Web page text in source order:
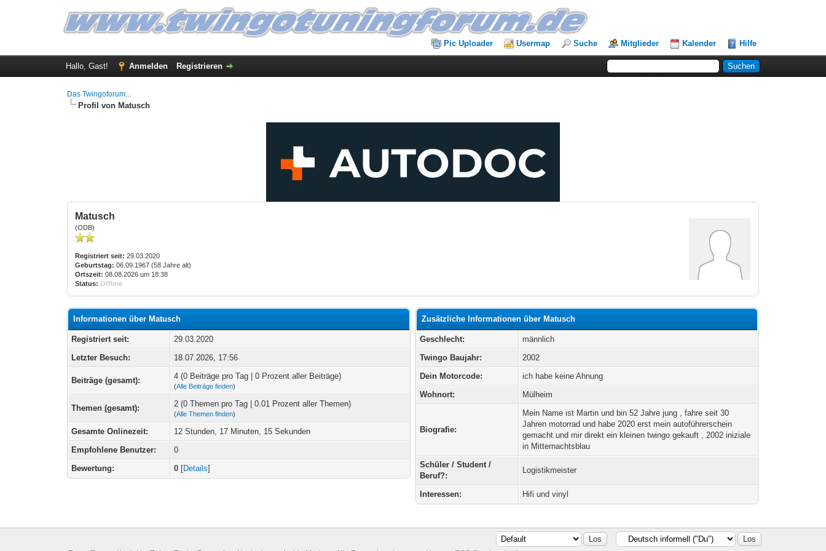
Pic Uploader Usermap Suche Mitglieder Kalender Hilfe
Hallo, Gast! Anmelden Registrieren
Das Twingoforum...
Profil von Matusch
Matusch
(ODB)
Registriert seit: 29.03.2020
Geburtstag: 06.09.1967 (58 Jahre alt)
Ortszeit: 08.08.2026 um 18:38
Status: Offline
Informationen über Matusch
Registriert seit:
29.03.2020
Letzter Besuch:
18.07.2026, 17:56
Beiträge (gesamt): 4 (0 Beiträge pro Tag | 0 Prozent aller Beiträge)
(Alle Beiträge finden)
Themen (gesamt): 2 (0 Themen pro Tag | 0.01 Prozent aller Themen)
(Alle Themen finden)
Gesamte Onlinezeit:
12 Stunden, 17 Minuten, 15 Sekunden
Empfohlene Benutzer:
0
Bewertung:
0 [Details]
Zusätzliche Informationen über Matusch
Geschlecht:
männlich
Twingo Baujahr:
2002
Dein Motorcode:
ich habe keine Ahnung
Wohnort:
Mülheim
Biografie:
Mein Name ist Martin und bin 52 Jahre jung , fahre seit 30
Jahren motorrad und habe 2020 erst mein autoführerschein
gemacht und mir direkt ein kleinen twingo gekauft , 2002 iniziale
in Mitternachtsblau
Schüler / Student /
Beruf?:
Logistikmeister
Interessen: Hifi und vinyl